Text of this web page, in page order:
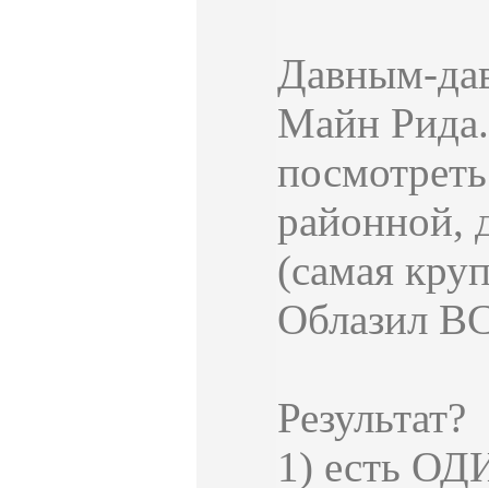
Давным-
Майн Рида.
районной,
(самая
Облазил
Результат?
1) есть